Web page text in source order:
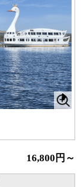
N
16,800円～